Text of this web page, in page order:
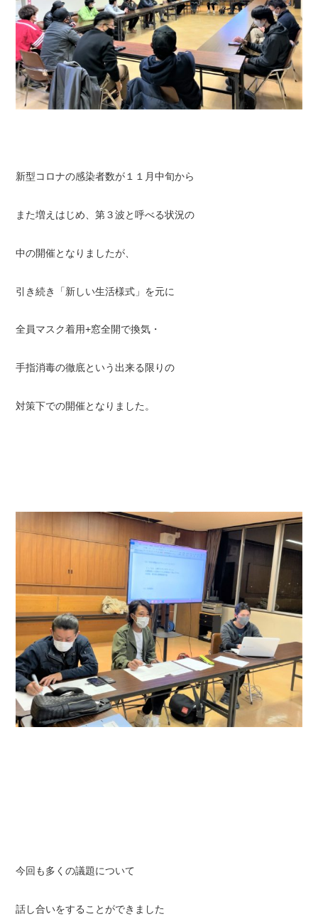
新型コロナの感染者数が１１月中旬から
また増えはじめ、第３波と呼べる状況の
中の開催となりましたが、
引き続き「新しい生活様式」を元に
全員マスク着用+窓全開で換気・
手指消毒の徹底という出来る限りの
対策下での開催となりました。
今回も多くの議題について
話し合いをすることができました